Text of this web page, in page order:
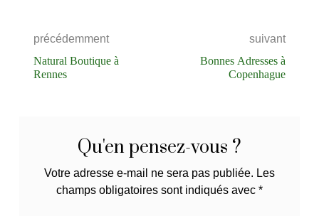
précédemment
Natural Boutique à
Rennes
suivant
Bonnes Adresses à
Copenhague
Qu'en pensez-vous ?
Votre adresse e-mail ne sera pas publiée. Les
champs obligatoires sont indiqués avec *